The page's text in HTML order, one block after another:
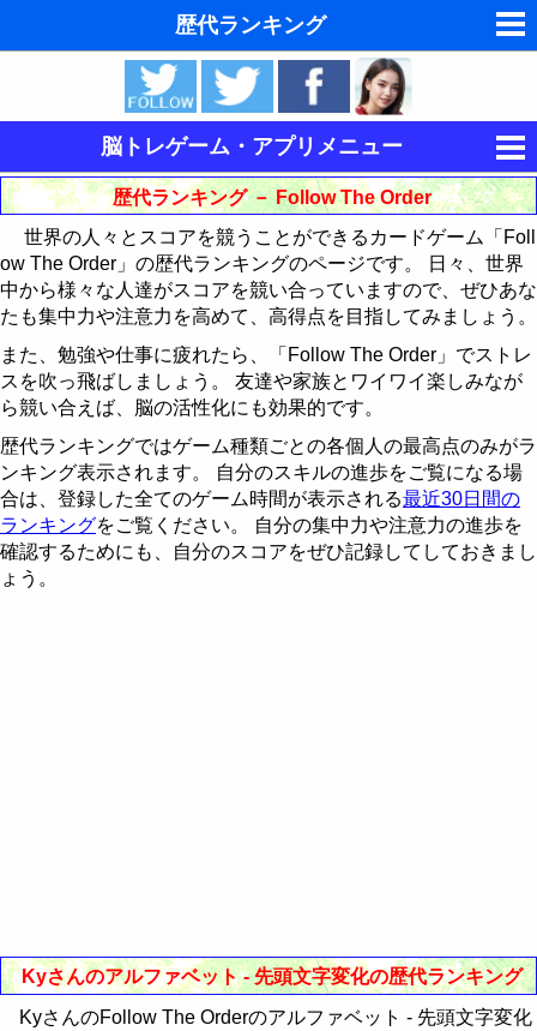
歴代ランキング
夢の夢占い
東洋・西洋占星術
ホラリー占星術
手相占いで未来診断
タロットカードで無料占い
飛星派風水で住宅開運
男と女の心理学と心理テスト
脳の機能と心と体の健康
Western-Eastern Astrology
脳トレゲーム・アプリメニュー
集中力を鍛える
キングをたたけ
歴代ランキング
最近30日間のランキング
Follow The Order
歴代ランキング
最近30日間のランキング
記憶力を鍛える
神経衰弱
歴代ランキング
最近30日間のランキング
論理力を鍛える
15パズル
15パズルの解き方
歴代ランキング
CubePuzzle3D
CubePuzzle3D攻略法
運動制御能力を鍛える
BikeRace3D
歴代ランキング
RealBreaker3D
歴代ランキング － Follow The Order
世界の人々とスコアを競うことができるカードゲーム「Foll
ow The Order」の歴代ランキングのページです。 日々、世界
中から様々な人達がスコアを競い合っていますので、ぜひあな
たも集中力や注意力を高めて、高得点を目指してみましょう。
また、勉強や仕事に疲れたら、「Follow The Order」でストレ
スを吹っ飛ばしましょう。 友達や家族とワイワイ楽しみなが
ら競い合えば、脳の活性化にも効果的です。
歴代ランキングではゲーム種類ごとの各個人の最高点のみがラ
ンキング表示されます。 自分のスキルの進歩をご覧になる場
合は、登録した全てのゲーム時間が表示される最近30日間の
ランキングをご覧ください。 自分の集中力や注意力の進歩を
確認するためにも、自分のスコアをぜひ記録してしておきまし
ょう。
Kyさんのアルファベット - 先頭文字変化の歴代ランキング
KyさんのFollow The Orderのアルファベット - 先頭文字変化